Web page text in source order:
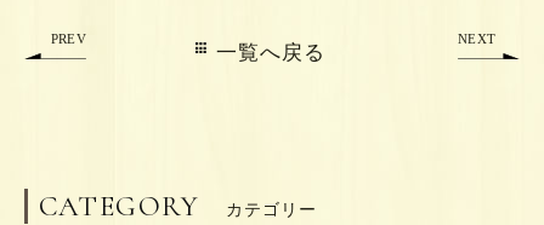
PREV
一覧へ戻る
NEXT
CATEGORY カテゴリー